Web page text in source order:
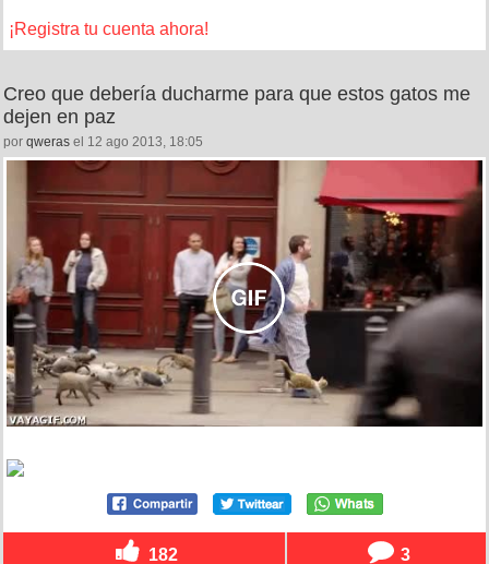
¡Registra tu cuenta ahora!
Creo que debería ducharme para que estos gatos me
dejen en paz
por qweras el 12 ago 2013, 18:05
182 3